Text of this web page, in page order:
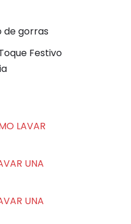
de gorras
Festivo
LAVAR
UNA
UNA